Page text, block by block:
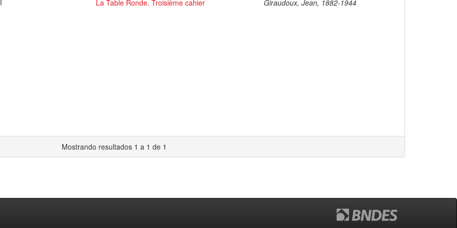
La Table Ronde. Troisième cahier Giraudoux, Jean, 1882-1944
Mostrando resultados 1 a 1 de 1